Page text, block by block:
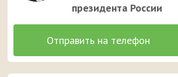
президента России